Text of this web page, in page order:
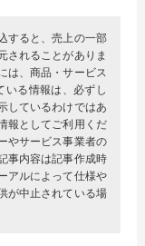
すると、売上の一部
されることがありま
は、商品・サービス
る情報は、必ずし
しているわけではあ
報としてご利用くだ
やサービス事業者の
事内容は記事作成時
アルによって仕様や
が中止されている場